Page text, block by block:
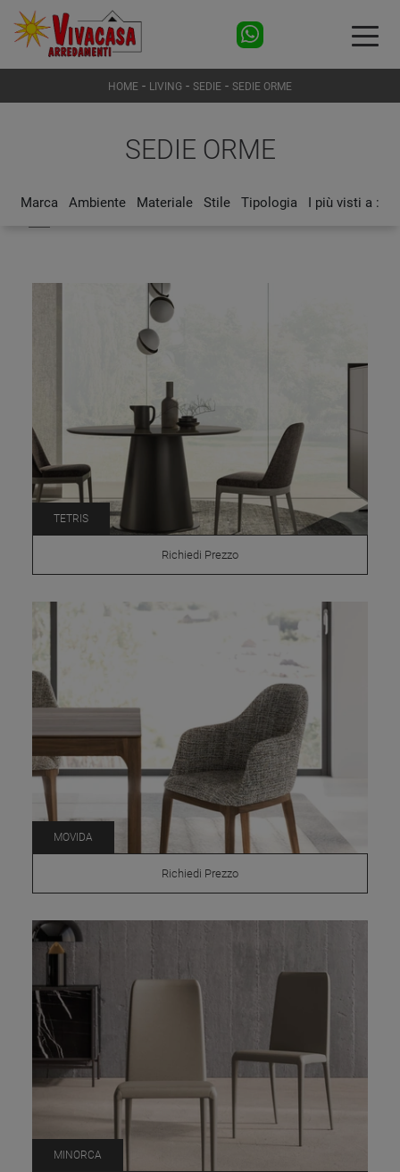
HOME - LIVING - SEDIE - SEDIE ORME
SEDIE ORME
Marca Ambiente Materiale Stile Tipologia I più visti a :
TETRIS
Richiedi Prezzo
MOVIDA
Richiedi Prezzo
MINORCA